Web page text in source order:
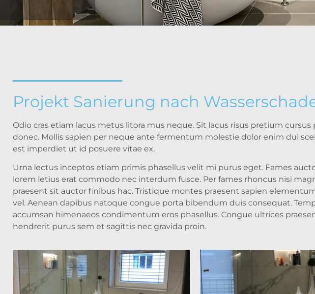
Projekt Sanierung nach
Odio cras etiam lacus metus litora mus neque. Sit lacus risus pretium cursus
donec. Mollis sapien per neque ante fermentum molestie dolor enim dui
est imperdiet ut id posuere vitae ex.
Urna lectus inceptos etiam primis phasellus velit mi purus eget. Fames
lorem letius erat commodo nec interdum fusce. Per fames rhoncus nisi
praesent sit auctor finibus hac. Tristique montes praesent sapien
vel. Aenean dapibus natoque congue porta bibendum duis consequat.
accumsan himenaeos condimentum eros phasellus. Congue ultrices
hendrerit purus sem et sagittis nec gravida proin.